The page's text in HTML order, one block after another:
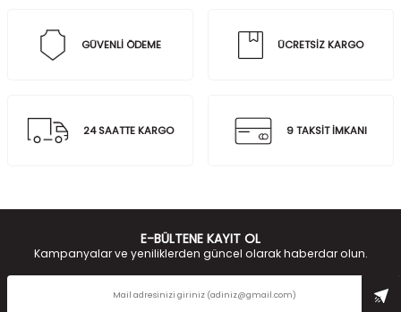
GÜVENLİ ÖDEME ÜCRETSİZ KARGO
24 SAATTE KARGO 9 TAKSİT İMKANI
E-BÜLTENE KAYIT OL
Kampanyalar ve yeniliklerden güncel olarak haberdar olun.